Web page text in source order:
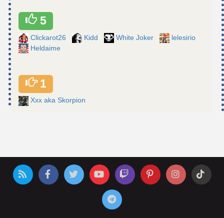
5
Clickarot26 Kidd White Joker
lelesirio
Heldaime
1
Xxx aka Skorpion